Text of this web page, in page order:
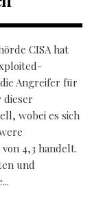
CISA hat
Angreifer für
dieser
wobei es sich
4,3 handelt.
und